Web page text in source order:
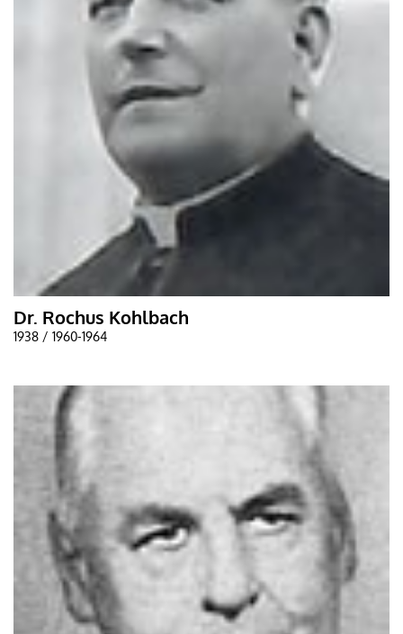
Dr. Rochus Kohlbach
1938 / 1960-1964